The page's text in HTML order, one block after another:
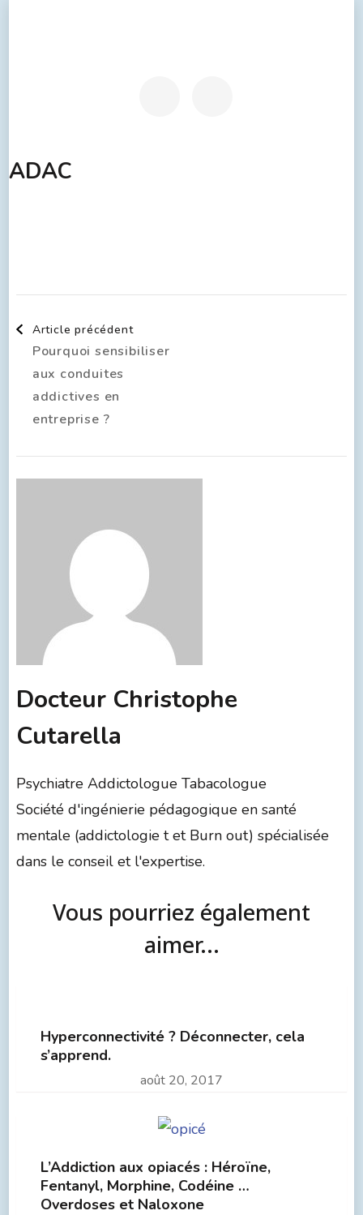
ADAC
Article précédent
Pourquoi sensibiliser
aux conduites
addictives en
entreprise ?
Docteur Christophe
Cutarella
Psychiatre Addictologue Tabacologue
Société d'ingénierie pédagogique en santé
mentale (addictologie t et Burn out) spécialisée
dans le conseil et l'expertise.
Vous pourriez également
aimer...
Hyperconnectivité ? Déconnecter, cela
s’apprend.
août 20, 2017
L’Addiction aux opiacés : Héroïne,
Fentanyl, Morphine, Codéine …
Overdoses et Naloxone